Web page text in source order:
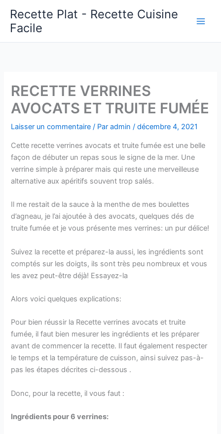
contenu
Recette Plat - Recette Cuisine
Facile
RECETTE VERRINES
AVOCATS ET TRUITE FUMÉE
Laisser un commentaire / Paradmin/décembre 4, 2021
Cette recette verrines avocats et truite fumée est une belle
façon de débuter un repas sous le signe de la mer. Une
verrine simple à préparer mais qui reste une merveilleuse
alternative aux apéritifs souvent trop salés.
Il me restait de la sauce à la menthe de mes boulettes
d’agneau, je l’ai ajoutée à des avocats, quelques dés de
truite fumée et je vous présente mes verrines: un pur délice!
Suivez la recette et préparez-la aussi, les ingrédients sont
comptés sur les doigts, ils sont très peu nombreux et vous
les avez peut-être déjà! Essayez-la
Alors voici quelques explications:
Pour bien réussir la Recette verrines avocats et truite
fumée, il faut bien mesurer les ingrédients et les préparer
avant de commencer la recette. Il faut également respecter
le temps et la température de cuisson, ainsi suivez pas-à-
pas les étapes décrites ci-dessous .
Donc, pour la recette, il vous faut :
Ingrédients pour 6 verrines: